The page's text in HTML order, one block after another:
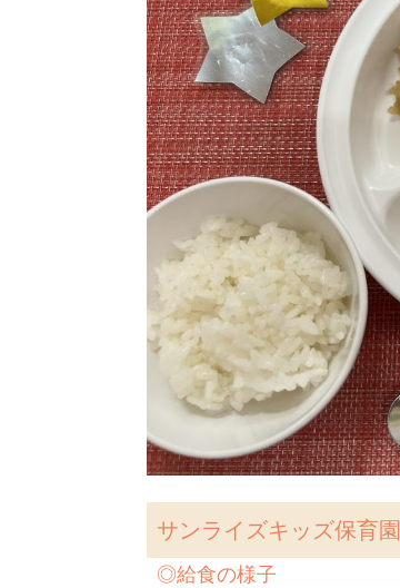
サンライズキッズ保育園
◎給食の様子